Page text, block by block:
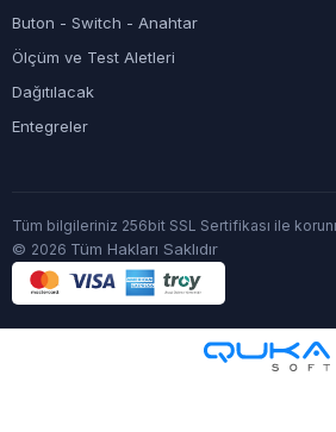
Buton - Switch - Anahtar
Ölçüm ve Test Aletleri
Dağıtılacak
Entegreler
Tüm bilgileriniz 256bit SSL Sertifikası ile
© 2026 Tüm Hakları Saklıdır